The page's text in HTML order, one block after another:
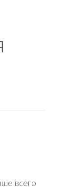
всего